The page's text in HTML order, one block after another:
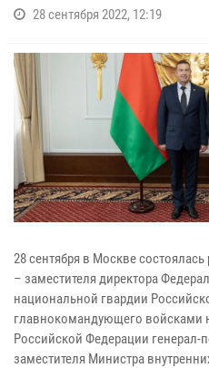
28 сентября 2022, 12:19
28 сентября в Москве состоялась
– заместителя директора
национальной гвардии
главнокомандующего войсками
Российской Федерации генерал-
заместителя Министра